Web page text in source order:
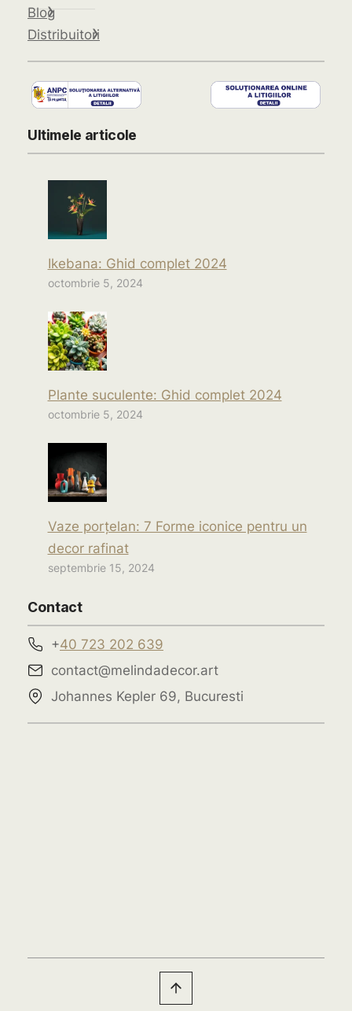
Blog
Distribuitori
Ultimele articole
Ikebana: Ghid complet 2024
octombrie 5, 2024
Plante suculente: Ghid complet 2024
octombrie 5, 2024
Vaze porțelan: 7 Forme iconice pentru un
decor rafinat
septembrie 15, 2024
Contact
+40 723 202 639
contact@melindadecor.art
Johannes Kepler 69, Bucuresti